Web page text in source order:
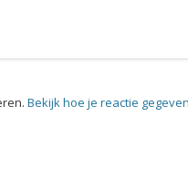
Bekijk hoe je reactie